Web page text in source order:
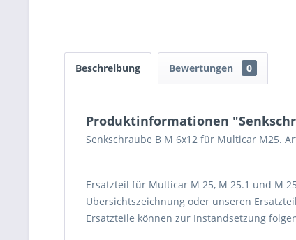
Beschreibung Bewertungen 0
Produktinformationen
Senkschraube B M 6x12 für Multicar M25.
Ersatzteil für Multicar M 25, M 25.1 und M
Übersichtszeichnung oder unseren
Ersatzteile können zur Instandsetzung